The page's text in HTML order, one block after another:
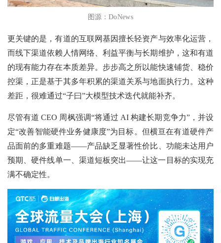
图源： DoNews
更关键的是，有道的互联网基因擅长轻资产与效率化运营，
而线下渠道依赖人情网络、利益平衡与长期维护，这和有道
的现有能力存在本质差异。步步高之所以能快速铺货、稳价
控渠，正是基于其多年积累的渠道关系与地面执行力。这种
差距，很难通过“子曰”大模型技术迭代就能补齐。
尽管有道 CEO 周枫强调“将通过 AI 构建长期竞争力”，并设
定“改善智能硬件业务健康度”为目标。但横亘在有道硬件产
品面前的多重难题——产品缺乏显著性价比、功能未达用户
预期、硬件线单一、渠道短板突出——让这一目标的实现充
满不确定性。